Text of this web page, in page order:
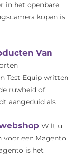
in het openbare
kopen is
Van
Test Equip written
ruwheid of
aangeduid als
Wilt u
voor een Magento
is het